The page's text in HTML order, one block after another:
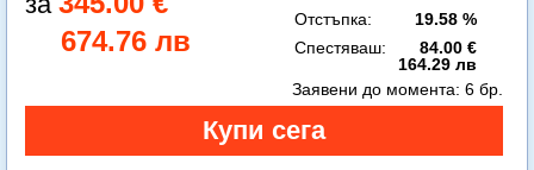
674.76 лв
Отстъпка:
19.58 %
Спестяваш:
84.00 €
164.29 лв
Заявени до момента: 6 бр.